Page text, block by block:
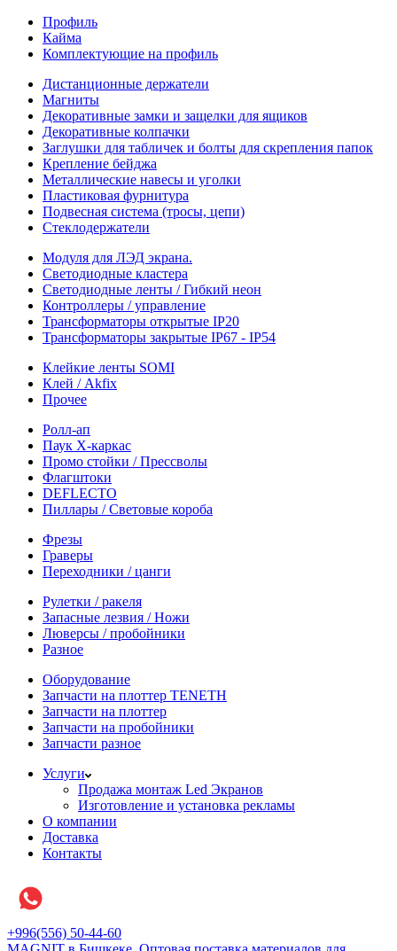
Профиль
Кайма
Комплектующие на профиль
Дистанционные держатели
Магниты
Декоративные замки и защелки для ящиков
Декоративные колпачки
Заглушки для табличек и болты для скрепления папок
Крепление бейджа
Металлические навесы и уголки
Пластиковая фурнитура
Подвесная система (тросы, цепи)
Стеклодержатели
Модуля для ЛЭД экрана.
Светодиодные кластера
Светодиодные ленты / Гибкий неон
Контроллеры / управление
Трансформаторы открытые IP20
Трансформаторы закрытые IP67 - IP54
Клейкие ленты SOMI
Клей / Akfix
Прочее
Ролл-ап
Паук X-каркас
Промо стойки / Прессволы
Флагштоки
DEFLECTO
Пиллары / Световые короба
Фрезы
Граверы
Переходники / цанги
Рулетки / ракеля
Запасные лезвия / Ножи
Люверсы / пробойники
Разное
Оборудование
Запчасти на плоттер TENETH
Запчасти на плоттер
Запчасти на пробойники
Запчасти разное
Услуги
Продажа монтаж Led Экранов
Изготовление и установка рекламы
О компании
Доставка
Контакты
+996(556) 50-44-60